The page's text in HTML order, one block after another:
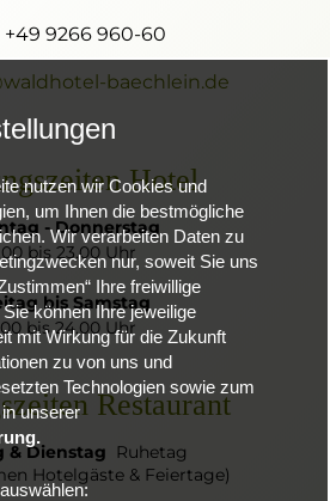
9266 960-60
baechlein.de
Hotel
- Donnerstag
bis 23.00 Uhr
bis Samstag
bis 24.00 Uhr
Restaurant
& Dienstag Ruhetag
Hotelgäste & Feiertage)
nutzen wir Cookies und
um Ihnen die bestmögliche
Wir verarbeiten Daten zu
nur, soweit Sie uns
Ihre freiwillige
können Ihre jeweilige
mit Wirkung für die Zukunft
zu von uns und
Technologien sowie zum
unserer